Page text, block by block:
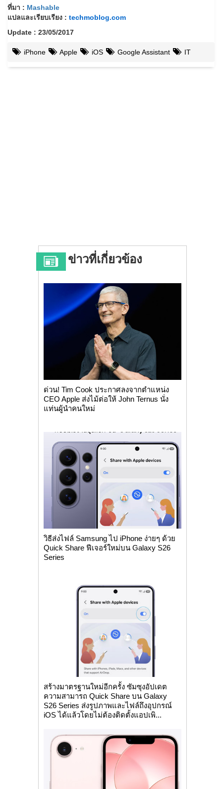
ที่มา : Mashable
แปลและเรียบเรียง : techmoblog.com
Update : 23/05/2017
iPhone Apple iOS Google Assistant IT
ข่าวที่เกี่ยวข้อง
ด่วน! Tim Cook ประกาศลงจากตำแหน่ง
CEO Apple ส่งไม้ต่อให้ John Ternus นั่ง
แท่นผู้นำคนใหม่
วิธีส่งไฟล์ Samsung ไป iPhone ง่ายๆ ด้วย
Quick Share ฟีเจอร์ใหม่บน Galaxy S26
Series
สร้างมาตรฐานใหม่อีกครั้ง ซัมซุงอัปเดต
ความสามารถ Quick Share บน Galaxy
S26 Series ส่งรูปภาพและไฟล์ถึงอุปกรณ์
iOS ได้แล้วโดยไม่ต้องติดตั้งแอปเพิ...